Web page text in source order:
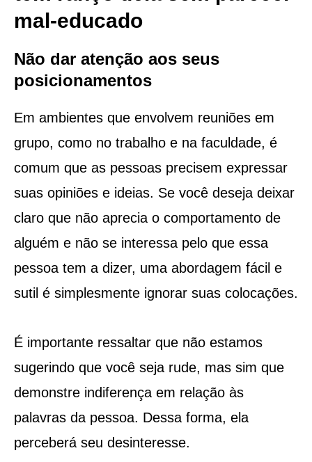
mal-educado
Não dar atenção aos seus
posicionamentos
Em ambientes que envolvem reuniões em
grupo, como no trabalho e na faculdade, é
comum que as pessoas precisem expressar
suas opiniões e ideias. Se você deseja deixar
claro que não aprecia o comportamento de
alguém e não se interessa pelo que essa
pessoa tem a dizer, uma abordagem fácil e
sutil é simplesmente ignorar suas colocações.
É importante ressaltar que não estamos
sugerindo que você seja rude, mas sim que
demonstre indiferença em relação às
palavras da pessoa. Dessa forma, ela
perceberá seu desinteresse.